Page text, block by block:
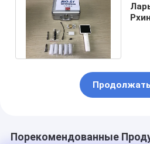
Продолжать
Порекомендованные